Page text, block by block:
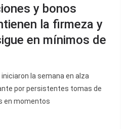
y bonos
la firmeza y
en mínimos de
la semana en alza
por persistentes tomas de
en momentos